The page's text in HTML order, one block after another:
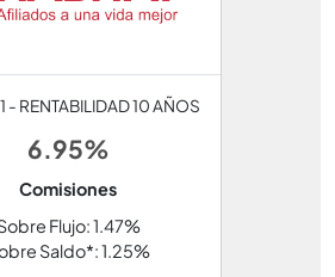
- RENTABILIDAD 10 AÑOS
6.95%
Comisiones
Flujo: 1.47%
Saldo*: 1.25%